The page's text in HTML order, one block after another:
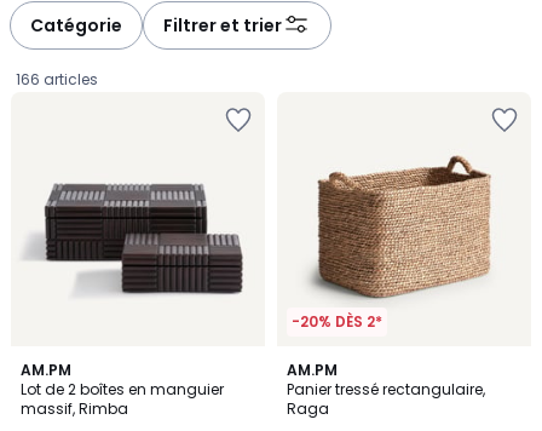
Catégorie Filtrer et trier
166 articles
AM.PM
Lot de 2 boîtes en manguier
massif, Rimba
4,6
/ 5
-20% DÈS 2*
AM.PM
Panier tressé rectangulaire,
Raga
4,5
/ 5